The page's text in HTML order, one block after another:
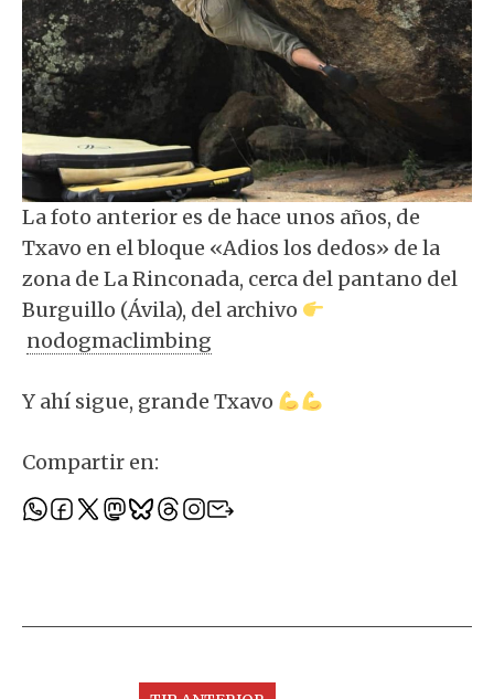
La foto anterior es de hace unos años, de
Txavo en el bloque «Adios los dedos» de la
zona de La Rinconada, cerca del pantano del
Burguillo (Ávila), del archivo
nodogmaclimbing
Y ahí sigue, grande Txavo
Compartir en: